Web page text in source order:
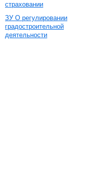
страховании
ЗУ О регулировании
градостроительной
деятельности